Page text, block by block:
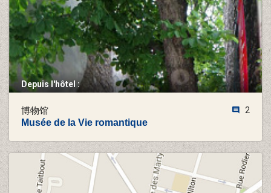
Depuis l'hôtel :
2
博物馆
Musée de la Vie romantique